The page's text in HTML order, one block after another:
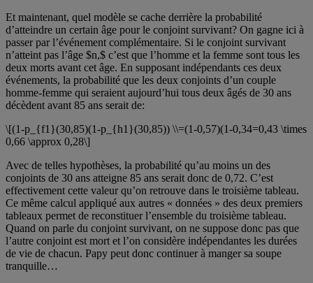
Et maintenant, quel modèle se cache derrière la probabilité
d’atteindre un certain âge pour le conjoint survivant? On gagne ici à
passer par l’événement complémentaire. Si le conjoint survivant
n’atteint pas l’âge $n,$ c’est que l’homme et la femme sont tous les
deux morts avant cet âge. En supposant indépendants ces deux
événements, la probabilité que les deux conjoints d’un couple
homme-femme qui seraient aujourd’hui tous deux âgés de 30 ans
décèdent avant 85 ans serait de:
\[(1-p_{f1}(30,85)(1-p_{h1}(30,85)) \\=(1-0,57)(1-0,34=0,43 \times
0,66 \approx 0,28\]
Avec de telles hypothèses, la probabilité qu’au moins un des
conjoints de 30 ans atteigne 85 ans serait donc de 0,72. C’est
effectivement cette valeur qu’on retrouve dans le troisième tableau.
Ce même calcul appliqué aux autres « données » des deux premiers
tableaux permet de reconstituer l’ensemble du troisième tableau.
Quand on parle du conjoint survivant, on ne suppose donc pas que
l’autre conjoint est mort et l’on considère indépendantes les durées
de vie de chacun. Papy peut donc continuer à manger sa soupe
tranquille…